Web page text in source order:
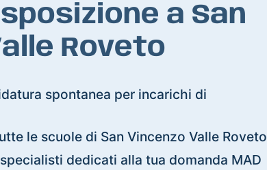
a San
Roveto
spontanea per incarichi di
le scuole di San Vincenzo Valle Roveto
dedicati alla tua domanda MAD